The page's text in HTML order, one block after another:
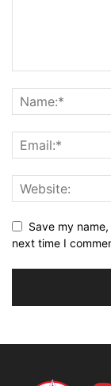
Save my
next time I